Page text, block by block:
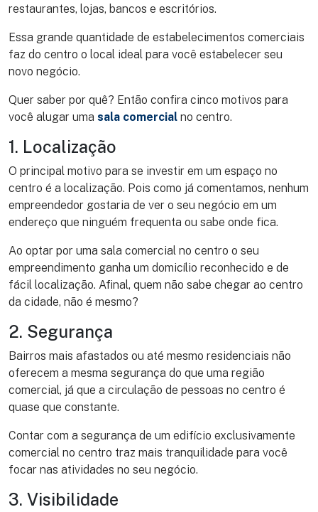
restaurantes, lojas, bancos e escritórios.
Essa grande quantidade de estabelecimentos comerciais
faz do centro o local ideal para você estabelecer seu
novo negócio.
Quer saber por quê? Então confira cinco motivos para
você alugar uma sala comercial no centro.
1. Localização
O principal motivo para se investir em um espaço no
centro é a localização. Pois como já comentamos, nenhum
empreendedor gostaria de ver o seu negócio em um
endereço que ninguém frequenta ou sabe onde fica.
Ao optar por uma sala comercial no centro o seu
empreendimento ganha um domicílio reconhecido e de
fácil localização. Afinal, quem não sabe chegar ao centro
da cidade, não é mesmo?
2. Segurança
Bairros mais afastados ou até mesmo residenciais não
oferecem a mesma segurança do que uma região
comercial, já que a circulação de pessoas no centro é
quase que constante.
Contar com a segurança de um edifício exclusivamente
comercial no centro traz mais tranquilidade para você
focar nas atividades no seu negócio.
3. Visibilidade